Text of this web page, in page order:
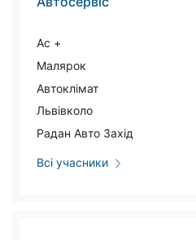
Ас +
Малярок
Автоклімат
Львівколо
Радан Авто Захід
Всі учасники